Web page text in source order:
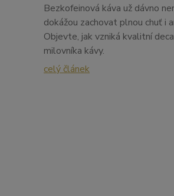
Bezkofeinová káva už dávno
dokážou zachovat plnou chuť i
Objevte, jak vzniká kvalitní
milovníka kávy.
celý článek